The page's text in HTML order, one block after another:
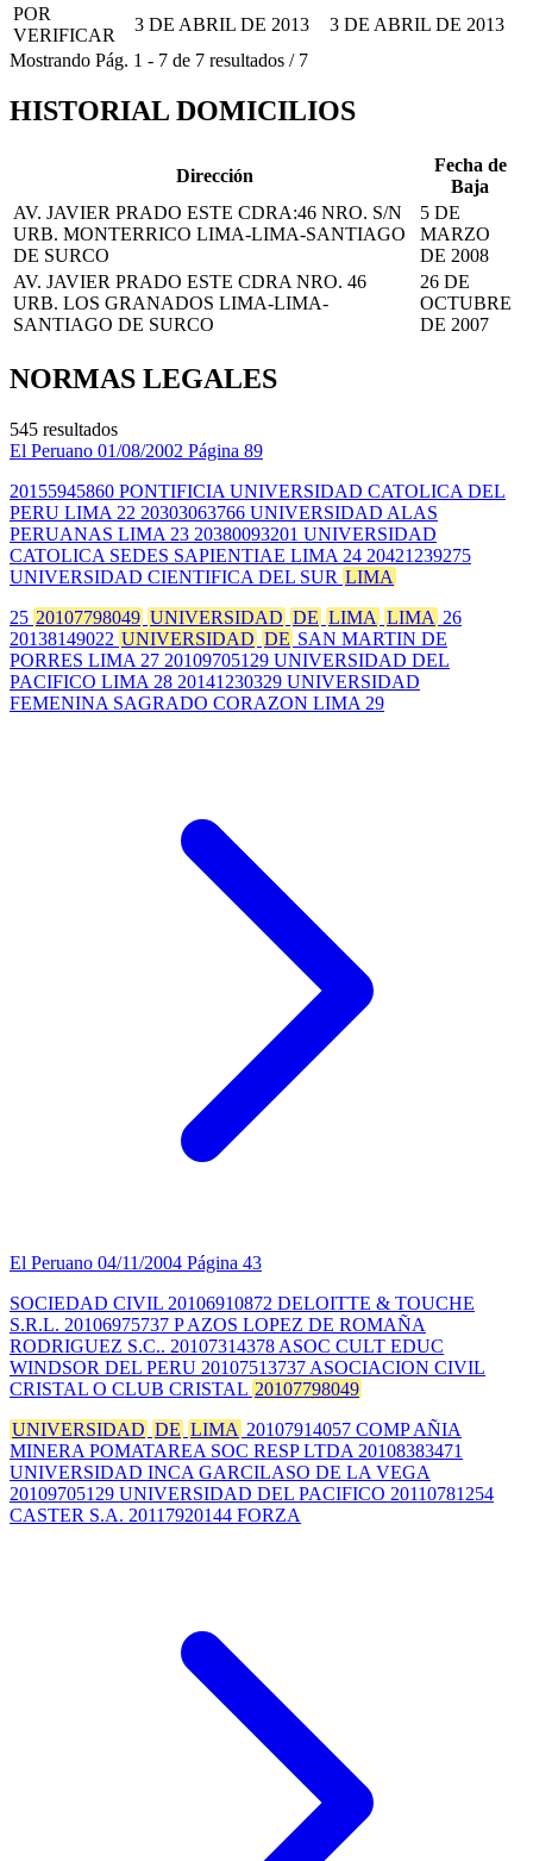
POR
VERIFICAR
3 DE ABRIL DE 2013
3 DE ABRIL DE 2013
Mostrando Pág. 1 - 7 de 7 resultados / 7
HISTORIAL DOMICILIOS
Dirección
Fecha de
Baja
AV. JAVIER PRADO ESTE CDRA:46 NRO. S/N
URB. MONTERRICO LIMA-LIMA-SANTIAGO
DE SURCO
5 DE
MARZO
DE 2008
AV. JAVIER PRADO ESTE CDRA NRO. 46
URB. LOS GRANADOS LIMA-LIMA-
SANTIAGO DE SURCO
26 DE
OCTUBRE
DE 2007
NORMAS LEGALES
545 resultados
El Peruano 01/08/2002 Página 89
20155945860 PONTIFICIA UNIVERSIDAD CATOLICA DEL
PERU LIMA 22 20303063766 UNIVERSIDAD ALAS
PERUANAS LIMA 23 20380093201 UNIVERSIDAD
CATOLICA SEDES SAPIENTIAE LIMA 24 20421239275
UNIVERSIDAD CIENTIFICA DEL SUR LIMA
25 20107798049 UNIVERSIDAD DE LIMA LIMA 26
20138149022 UNIVERSIDAD DE SAN MARTIN DE
PORRES LIMA 27 20109705129 UNIVERSIDAD DEL
PACIFICO LIMA 28 20141230329 UNIVERSIDAD
FEMENINA SAGRADO CORAZON LIMA 29
El Peruano 04/11/2004 Página 43
SOCIEDAD CIVIL 20106910872 DELOITTE & TOUCHE
S.R.L. 20106975737 P AZOS LOPEZ DE ROMAÑA
RODRIGUEZ S.C.. 20107314378 ASOC CULT EDUC
WINDSOR DEL PERU 20107513737 ASOCIACION CIVIL
CRISTAL O CLUB CRISTAL 20107798049
UNIVERSIDAD DE LIMA 20107914057 COMP AÑIA
MINERA POMATAREA SOC RESP LTDA 20108383471
UNIVERSIDAD INCA GARCILASO DE LA VEGA
20109705129 UNIVERSIDAD DEL PACIFICO 20110781254
CASTER S.A. 20117920144 FORZA